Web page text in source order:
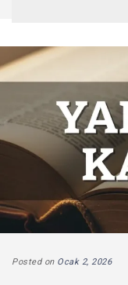
Posted on Ocak 2, 2026